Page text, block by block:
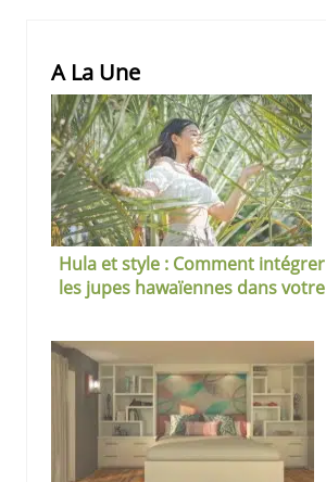
A La Une
Hula et style : Comment intégrer
les jupes hawaïennes dans votre